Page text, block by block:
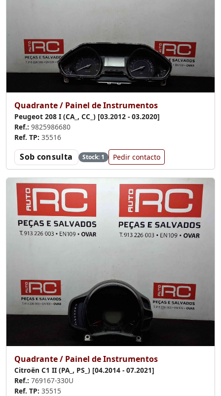
Quadrante / Painel de Instrumentos
Peugeot 208 I (CA_, CC_) [03.2012 - 03.2020]
Ref.: 9825986680
Ref. TP: 35516
Sob consulta Stock: 1 Pedir contacto
Quadrante / Painel de Instrumentos
Citroën C1 II (PA_, PS_) [04.2014 - 07.2021]
Ref.: 769167-330U
Ref. TP: 35515